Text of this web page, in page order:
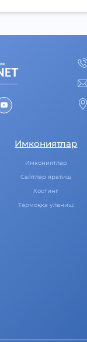
Имкониятлар
Имкониятлар
Cайтлар яратиш
Хостинг
Тармоққа уланиш